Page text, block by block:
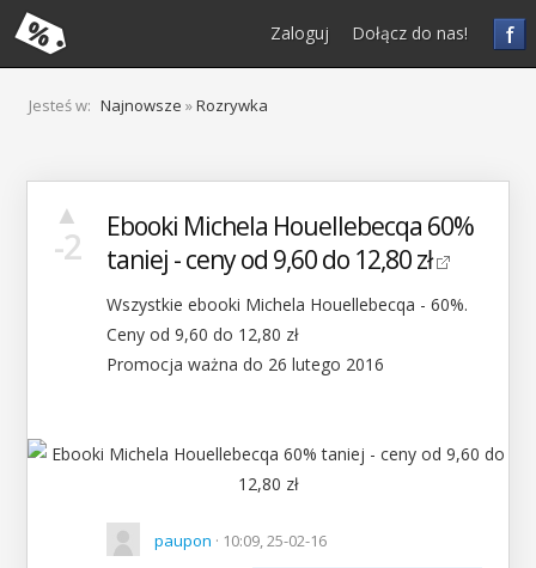
f
Zaloguj Dołącz do nas!
Jesteś w: Najnowsze »Rozrywka
▲
-2
Ebooki Michela Houellebecqa 60%
taniej - ceny od 9,60 do 12,80 zł
Wszystkie ebooki Michela Houellebecqa - 60%.
Ceny od 9,60 do 12,80 zł
Promocja ważna do 26 lutego 2016
paupon · 10:09, 25-02-16